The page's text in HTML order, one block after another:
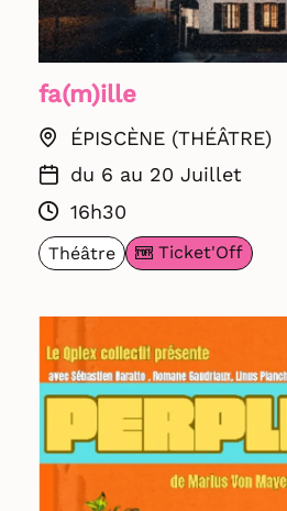
fa(m)ille
ÉPISCÈNE (THÉÂTRE)
du 6 au 20 Juillet
16h30
Théâtre Ticket'Off